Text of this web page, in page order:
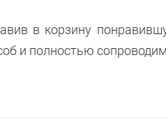
в корзину
и полностью сопроводим